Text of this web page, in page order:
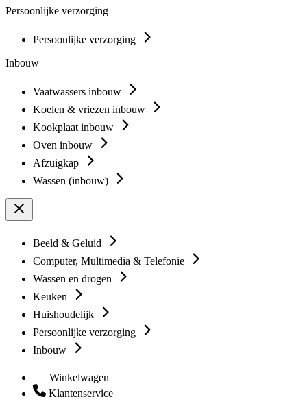
Persoonlijke verzorging
Persoonlijke verzorging
Inbouw
Vaatwassers inbouw
Koelen & vriezen inbouw
Kookplaat inbouw
Oven inbouw
Afzuigkap
Wassen (inbouw)
Beeld & Geluid
Computer, Multimedia & Telefonie
Wassen en drogen
Keuken
Huishoudelijk
Persoonlijke verzorging
Inbouw
Winkelwagen
Klantenservice